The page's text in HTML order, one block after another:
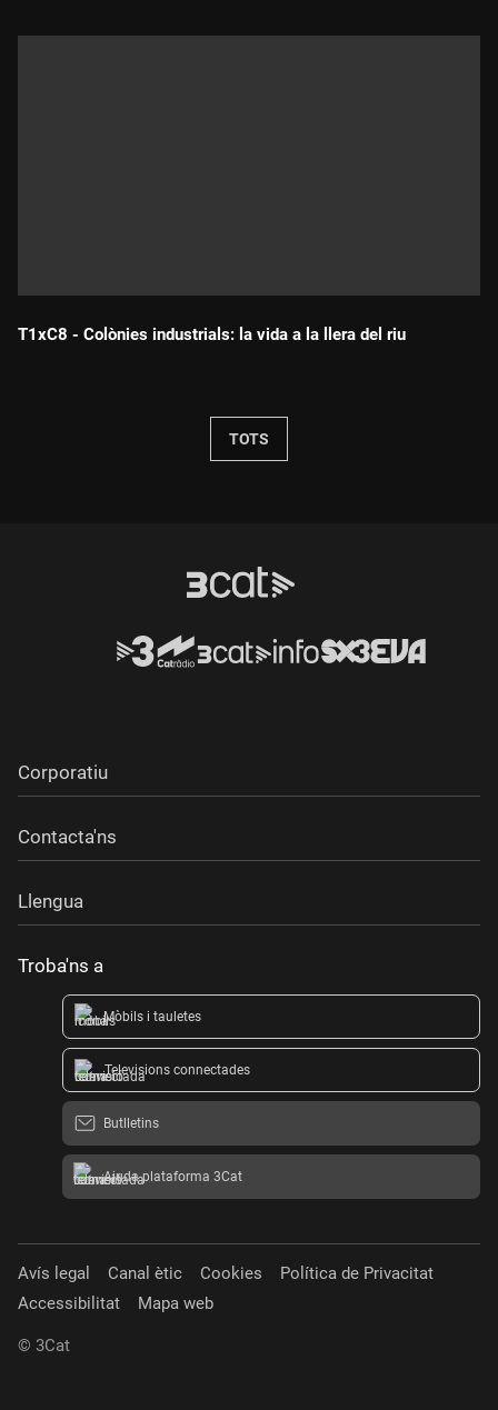
T1xC8 - Colònies industrials: la vida a la llera del riu
TOTS
Corporatiu
Contacta'ns
Llengua
Troba'ns a
Mòbils i tauletes
Televisions connectades
Butlletins
Ajuda plataforma 3Cat
Avís legal Canal ètic Cookies
Política de Privacitat
Accessibilitat
Mapa web
© 3Cat